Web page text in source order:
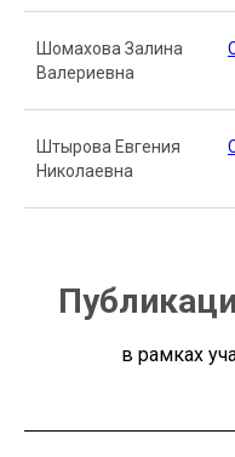
Шомахова Залина
Валериевна
Штырова Евгения
Николаевна
в рамках